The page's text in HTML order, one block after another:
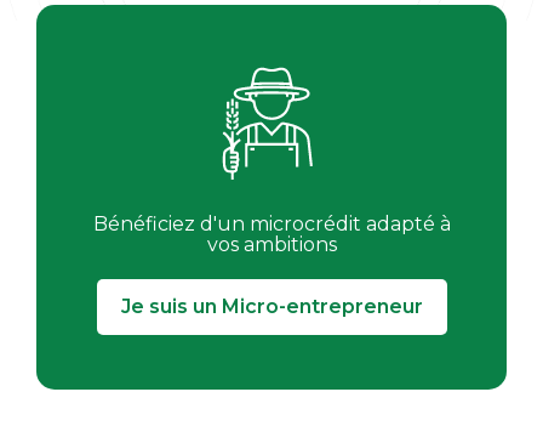
Bénéficiez d'un microcrédit adapté à
vos ambitions
Je suis un Micro-entrepreneur